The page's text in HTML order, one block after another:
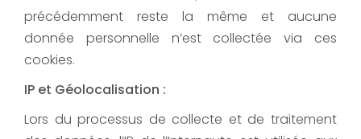
précédemment reste la même et aucune
donnée personnelle n’est collectée via ces
cookies.
IP et Géolocalisation :
Lors du processus de collecte et de traitement